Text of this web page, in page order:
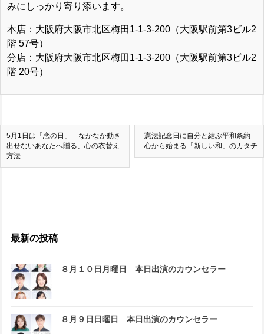
みにしっかり寄り添います。
本店：大阪府大阪市北区梅田1-1-3-200（大阪駅前第3ビル2
階 57号）
分店：大阪府大阪市北区梅田1-1-3-200（大阪駅前第3ビル2
階 20号）
5月1日は「恋の日」 なかなか動き
出せないあなたへ贈る、心の衣替え
方法
憲法記念日に自分と結ぶ平和条約
心から始まる「新しい和」のカタチ
最新の投稿
８月１０日月曜日 本日出演のカウンセラー
８月９日日曜日 本日出演のカウンセラー